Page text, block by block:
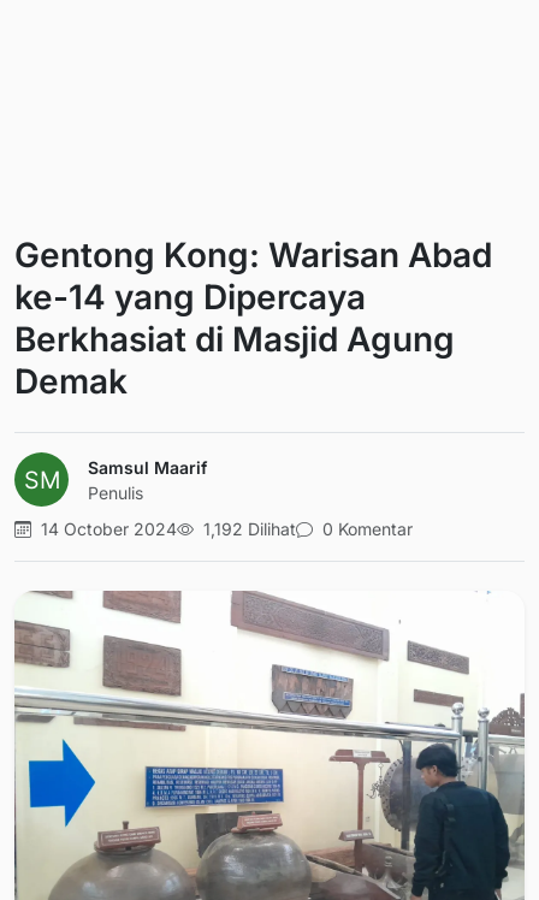
Gentong Kong: Warisan Abad
ke-14 yang Dipercaya
Berkhasiat di Masjid Agung
Demak
Samsul Maarif
Penulis
14 October 2024
1,192 Dilihat 0 Komentar